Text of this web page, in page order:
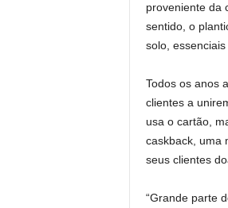
proveniente da
sentido, o
solo,
Todos os anos
clientes a
usa o cartão,
caskback, uma
seus clientes
“Grande parte